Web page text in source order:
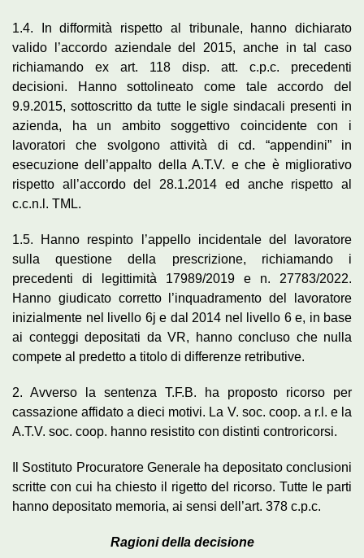
1.4. In difformità rispetto al tribunale, hanno dichiarato
valido l’accordo aziendale del 2015, anche in tal caso
richiamando ex art. 118 disp. att. c.p.c. precedenti
decisioni. Hanno sottolineato come tale accordo del
9.9.2015, sottoscritto da tutte le sigle sindacali presenti in
azienda, ha un ambito soggettivo coincidente con i
lavoratori che svolgono attività di cd. “appendini” in
esecuzione dell’appalto della A.T.V. e che è migliorativo
rispetto all’accordo del 28.1.2014 ed anche rispetto al
c.c.n.l. TML.
1.5. Hanno respinto l’appello incidentale del lavoratore
sulla questione della prescrizione, richiamando i
precedenti di legittimità 17989/2019 e n. 27783/2022.
Hanno giudicato corretto l’inquadramento del lavoratore
inizialmente nel livello 6j e dal 2014 nel livello 6 e, in base
ai conteggi depositati da VR, hanno concluso che nulla
compete al predetto a titolo di differenze retributive.
2. Avverso la sentenza T.F.B. ha proposto ricorso per
cassazione affidato a dieci motivi. La V. soc. coop. a r.l. e la
A.T.V. soc. coop. hanno resistito con distinti controricorsi.
Il Sostituto Procuratore Generale ha depositato conclusioni
scritte con cui ha chiesto il rigetto del ricorso. Tutte le parti
hanno depositato memoria, ai sensi dell’art. 378 c.p.c.
Ragioni della decisione